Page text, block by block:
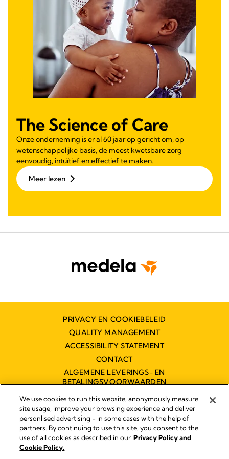
The Science of Care
Onze onderneming is er al 60 jaar op gericht om, op
wetenschappelijke basis, de meest kwetsbare zorg
eenvoudig, intuïtief en effectief te maken.
Meer lezen
PRIVACY EN COOKIEBELEID
QUALITY MANAGEMENT
ACCESSIBILITY STATEMENT
CONTACT
ALGEMENE LEVERINGS- EN
BETALINGSVOORWAARDEN
TOEGANKELIJKHEIDSVERKLARING
Impressum
Legal Notice
We use cookies to run this website, anonymously measure
site usage, improve your browsing experience and deliver
personlised advertising - in some cases with the help of
partners. By continuing to use this site, you consent to the
use of all cookies as described in our Privacy Policy and
Cookie Policy.